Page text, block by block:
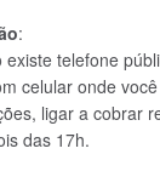
:
existe telefone
celular onde
ligar a cobrar
das 17h.